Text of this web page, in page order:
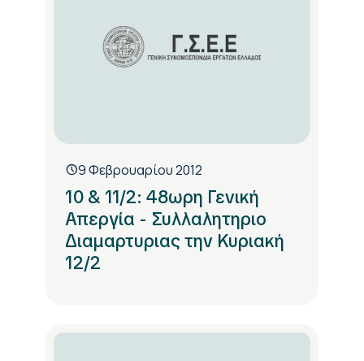
9 Φεβρουαρίου 2012
10 & 11/2: 48ωρη Γενική
Απεργία - Συλλαλητηριο
Διαμαρτυριας την Κυριακή
12/2